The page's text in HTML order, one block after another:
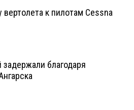
к пилотам Cessna
благодаря